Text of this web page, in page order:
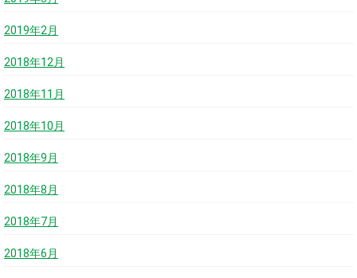
2019年2月
2018年12月
2018年11月
2018年10月
2018年9月
2018年8月
2018年7月
2018年6月